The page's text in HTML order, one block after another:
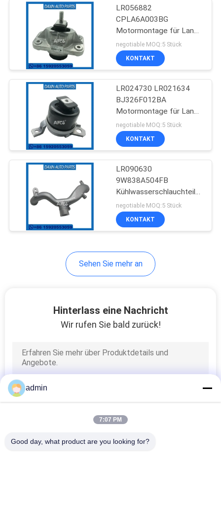
Stoßdämpfer-Stiefel
Radnabenlager
Selbstgurt-Spanner
232
Automotor-Wasser-
Pumpe
Auto-Sensor-Teile
LR056882
CPLA6A003BG
Motormontage für Land
Rover Discovery V
negotiable MOQ:5 Stück
KONTAKT
LR024730 LR021634
BJ326F012BA
Motormontage für Land
Rover Discovery Sport
negotiable MOQ:5 Stück
KONTAKT
LR090630
9W838A504FB
Kühlwasserschlauchteil
für Land Rover Discovery
negotiable MOQ:5 Stück
KONTAKT
Sehen Sie mehr an
Hinterlass eine Nachricht
Wir rufen Sie bald zurück!
admin
7:07 PM
Good day, what product are you looking for?